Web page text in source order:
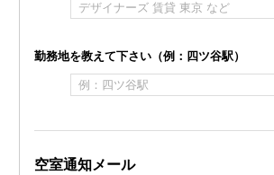
勤務地を教えて下さい（例：四ツ谷駅）
空室通知メール